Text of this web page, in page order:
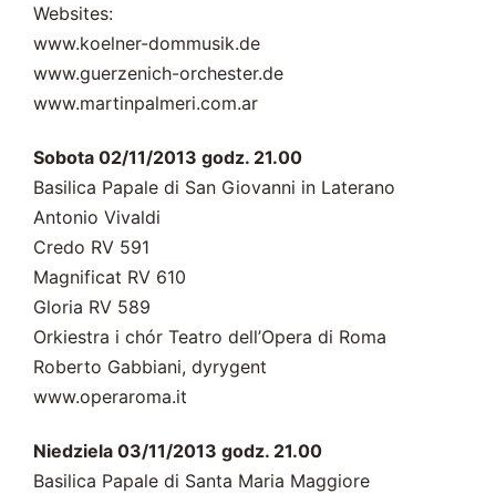
Websites:
www.koelner-dommusik.de
www.guerzenich-orchester.de
www.martinpalmeri.com.ar
Sobota 02/11/2013 godz. 21.00
Basilica Papale di San Giovanni in Laterano
Antonio Vivaldi
Credo RV 591
Magnificat RV 610
Gloria RV 589
Orkiestra i chór Teatro dell’Opera di Roma
Roberto Gabbiani, dyrygent
www.operaroma.it
Niedziela 03/11/2013 godz. 21.00
Basilica Papale di Santa Maria Maggiore